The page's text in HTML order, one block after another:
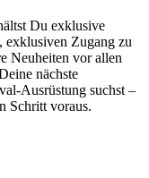
Du exklusive
exklusiven Zugang zu
Neuheiten vor allen
nächste
Ausrüstung suchst –
Schritt voraus.